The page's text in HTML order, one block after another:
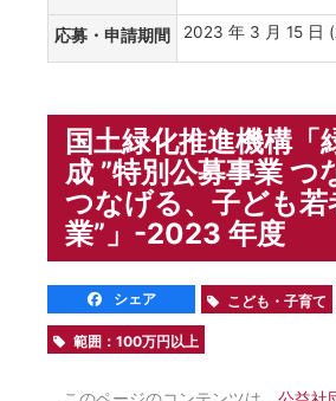
応募・申請期間 2023 年 3 月 15 日
国土緑化推進機構「
成 ”特別公募事業 つ
つなげる、子ども若
業”」-2023 年度
シェア こども・子育て
範囲：100万円以上